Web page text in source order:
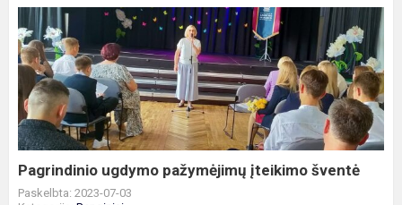
Pagrindinio
ugdymo
pažymėjimų
įteikimo
šventė
Pagrindinio ugdymo pažymėjimų įteikimo šventė
Paskelbta: 2023-07-03